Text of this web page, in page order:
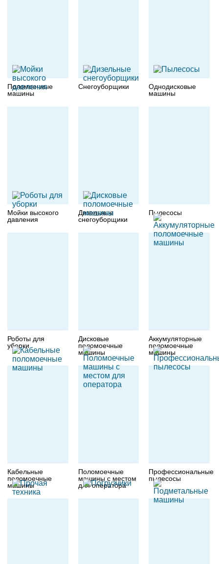
Поломоечные
машины
Снегоуборщики
Однодисковые
машины
Мойки высокого
давления
Дизельные
снегоуборщики
Пылесосы
Роботы для
уборки
Дисковые
поломоечные
машины
Аккумуляторные
поломоечные
машины
Кабельные
поломоечные
машины
Поломоечные
машины с местом
для оператора
Профессиональные
пылесосы